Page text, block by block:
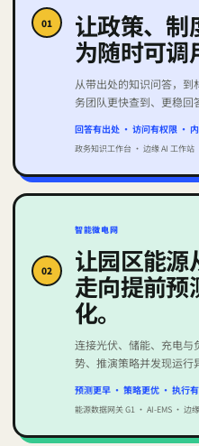
01 让政策、制
为随时可调
从带出处的知识问答，
务团队更快查到、更稳回
回答有出处 · 访问有权限 ·
政务知识工作台 · 边缘 AI 工作站
02
智能微电网
让园区能源
走向提前预
化。
连接光伏、储能、充电与
势、推演策略并发现运行
预测更早 · 策略更优 · 执行
能源数据网关 G1 · AI‑EMS · 边